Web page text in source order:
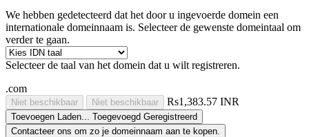
We hebben gedetecteerd dat het door u ingevoerde domein een
internationale domeinnaam is. Selecteer de gewenste domeintaal om
verder te gaan.
Selecteer de taal van het domein dat u wilt registreren.
.com
Niet beschikbaar Niet beschikbaar Rs1,383.57 INR
Toevoegen Laden... Toegevoegd Geregistreerd
Contacteer ons om zo je domeinnaam aan te kopen.